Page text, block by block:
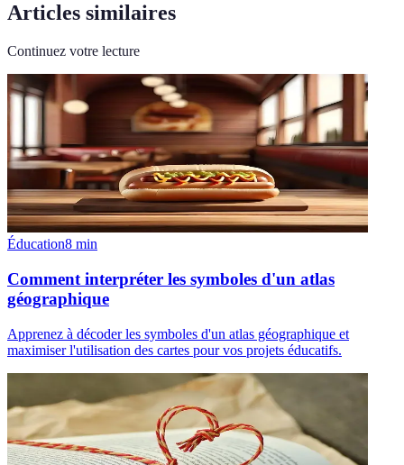
Articles similaires
Continuez votre lecture
Éducation8 min
Comment interpréter les symboles d'un atlas
géographique
Apprenez à décoder les symboles d'un atlas géographique et
maximiser l'utilisation des cartes pour vos projets éducatifs.